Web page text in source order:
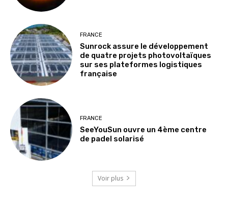
FRANCE
Sunrock assure le développement
de quatre projets photovoltaïques
sur ses plateformes logistiques
française
FRANCE
SeeYouSun ouvre un 4ème centre
de padel solarisé
Voir plus